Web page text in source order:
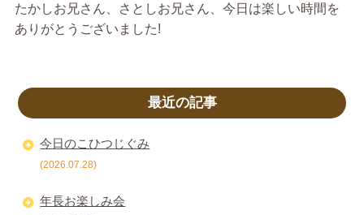
たかしお兄さん、さとしお兄さん、今日は楽しい時間を
ありがとうございました!
最近の記事
今日のこひつじぐみ
(2026.07.28)
年長お楽しみ会